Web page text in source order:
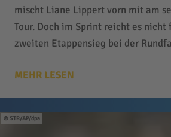
mischt Liane Lippert vorn mit am
Tour. Doch im Sprint reicht es
zweiten Etappensieg bei der
MEHR LESEN
STR/AP/dpa